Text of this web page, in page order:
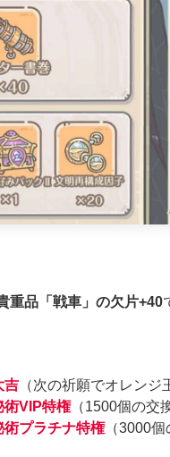
重品「戦車」の欠片+40
吉 （次の祈願でオレンジ
術VIP特権（1500個の交
術プラチナ特権（3000個